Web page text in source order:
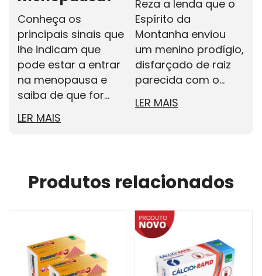
Conheça os
principais sinais que
lhe indicam que
pode estar a entrar
na menopausa e
saiba de que for...
LER MAIS
Reza a lenda que o
Espírito da
Montanha enviou
um menino prodígio,
disfarçado de raiz
parecida com o...
LER MAIS
Produtos relacionados